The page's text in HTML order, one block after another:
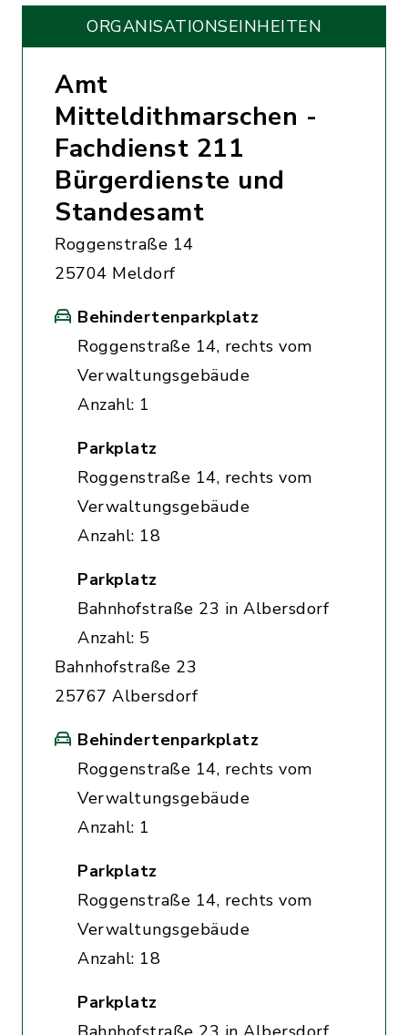
ORGANISATIONS­EINHEITEN
Amt
Mitteldithmarschen -
Fachdienst 211
Bürgerdienste und
Standesamt
Roggenstraße 14
25704 Meldorf
Behindertenparkplatz
Roggenstraße 14, rechts vom
Verwaltungsgebäude
Anzahl: 1
Parkplatz
Roggenstraße 14, rechts vom
Verwaltungsgebäude
Anzahl: 18
Parkplatz
Bahnhofstraße 23 in Albersdorf
Anzahl: 5
Bahnhofstraße 23
25767 Albersdorf
Behindertenparkplatz
Roggenstraße 14, rechts vom
Verwaltungsgebäude
Anzahl: 1
Parkplatz
Roggenstraße 14, rechts vom
Verwaltungsgebäude
Anzahl: 18
Parkplatz